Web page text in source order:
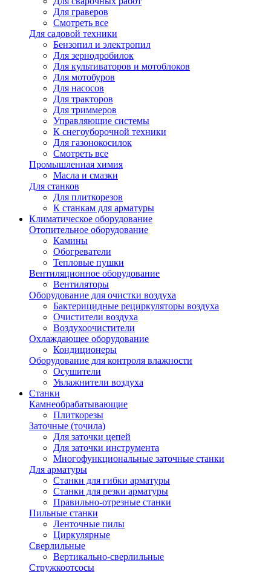
Для граверов
Смотреть все
Для садовой техники
Бензопил и электропил
Для зернодробилок
Для культиваторов и мотоблоков
Для мотобуров
Для насосов
Для тракторов
Для триммеров
Управляющие системы
К снегоуборочной техники
Для газонокосилок
Смотреть все
Промышленная химия
Масла и смазки
Для станков
Для плиткорезов
К станкам для арматуры
Климатическое оборудование
Отопительное оборудование
Камины
Обогреватели
Тепловые пушки
Вентиляционное оборудование
Вентиляторы
Оборудование для очистки воздуха
Бактерицидные рециркуляторы воздуха
Очистители воздуха
Воздухоочистители
Охлаждающее оборудование
Кондиционеры
Оборудование для контроля влажности
Осушители
Увлажнители воздуха
Станки
Камнеобрабатывающие
Плиткорезы
Заточные (точила)
Для заточки цепей
Для заточки инструмента
Многофункциональные заточные станки
Для арматуры
Станки для гибки арматуры
Станки для резки арматуры
Правильно-отрезные станки
Пильные станки
Ленточные пилы
Циркулярные
Сверлильные
Вертикально-сверлильные
Стружкоотсосы